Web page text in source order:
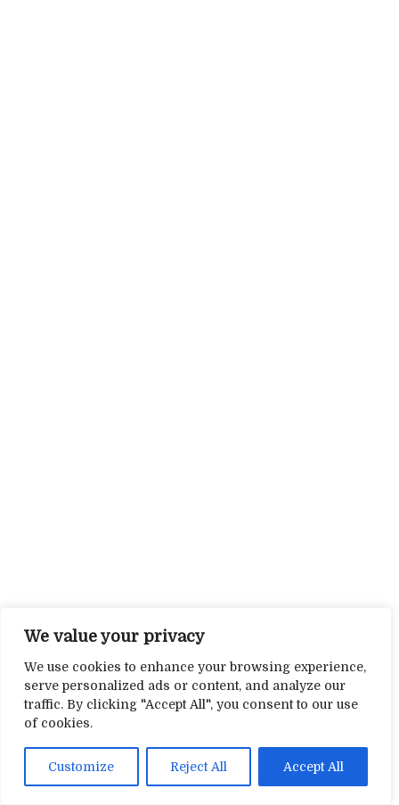
We value your privacy
We use cookies to enhance your browsing experience,
serve personalized ads or content, and analyze our
traffic. By clicking "Accept All", you consent to our use
of cookies.
Customize Reject All Accept All